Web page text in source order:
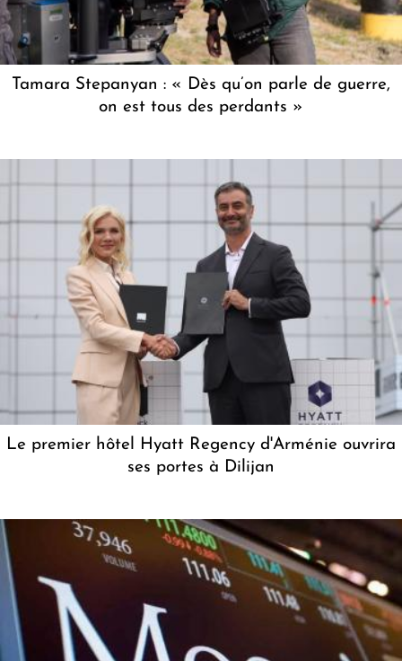
Tamara Stepanyan : « Dès qu’on parle de guerre,
on est tous des perdants »
Le premier hôtel Hyatt Regency d'Arménie ouvrira
ses portes à Dilijan